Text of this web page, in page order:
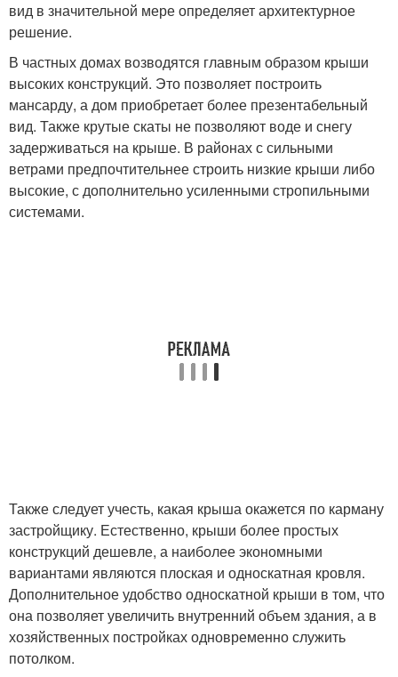
вид в значительной мере определяет архитектурное
решение.
В частных домах возводятся главным образом крыши
высоких конструкций. Это позволяет построить
мансарду, а дом приобретает более презентабельный
вид. Также крутые скаты не позволяют воде и снегу
задерживаться на крыше. В районах с сильными
ветрами предпочтительнее строить низкие крыши либо
высокие, с дополнительно усиленными стропильными
системами.
Также следует учесть, какая крыша окажется по карману
застройщику. Естественно, крыши более простых
конструкций дешевле, а наиболее экономными
вариантами являются плоская и односкатная кровля.
Дополнительное удобство односкатной крыши в том, что
она позволяет увеличить внутренний объем здания, а в
хозяйственных постройках одновременно служить
потолком.